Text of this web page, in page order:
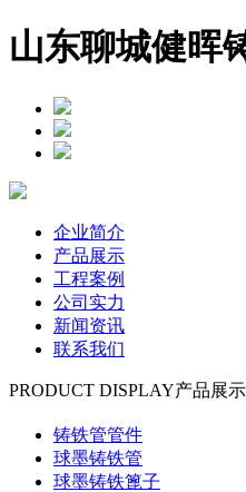
山东聊城健晖
企业简介
产品展示
工程案例
公司实力
新闻资讯
联系我们
PRODUCT DISPLAY产品展示
铸铁管管件
球墨铸铁管
球墨铸铁篦子